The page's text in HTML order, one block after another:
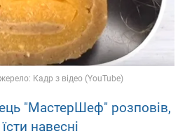
"МастерШеф" розповів,
навесні